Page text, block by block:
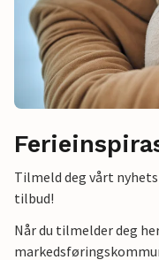
Tilmeld deg vårt
tilbud!
Når du tilmelder deg